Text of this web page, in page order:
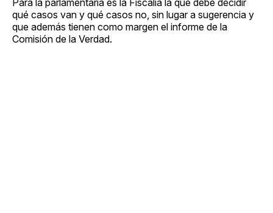
qué casos van y qué casos no, sin lugar a sugerencia y
que además tienen como margen el informe de la
Comisión de la Verdad.